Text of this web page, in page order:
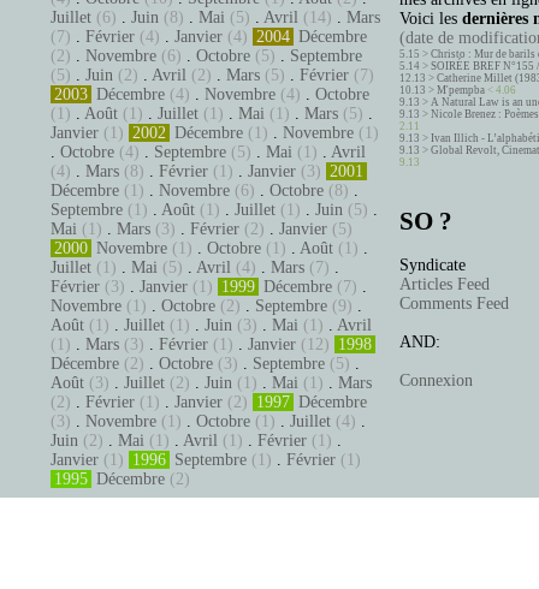
Juillet (6) . Juin (8) . Mai (5) . Avril (14) . Mars
(7) . Février (4) . Janvier (4) 2004 Décembre
(2) . Novembre (6) . Octobre (5) . Septembre
(5) . Juin (2) . Avril (2) . Mars (5) . Février (7)
2003 Décembre (4) . Novembre (4) . Octobre
(1) . Août (1) . Juillet (1) . Mai (1) . Mars (5) .
Janvier (1) 2002 Décembre (1) . Novembre (1)
. Octobre (4) . Septembre (5) . Mai (1) . Avril
(4) . Mars (8) . Février (1) . Janvier (3) 2001
Décembre (1) . Novembre (6) . Octobre (8) .
Septembre (1) . Août (1) . Juillet (1) . Juin (5) .
Mai (1) . Mars (3) . Février (2) . Janvier (5)
2000 Novembre (1) . Octobre (1) . Août (1) .
Juillet (1) . Mai (5) . Avril (4) . Mars (7) .
Février (3) . Janvier (1) 1999 Décembre (7) .
Novembre (1) . Octobre (2) . Septembre (9) .
Août (1) . Juillet (1) . Juin (3) . Mai (1) . Avril
(1) . Mars (3) . Février (1) . Janvier (12) 1998
Décembre (2) . Octobre (3) . Septembre (5) .
Août (3) . Juillet (2) . Juin (1) . Mai (1) . Mars
(2) . Février (1) . Janvier (2) 1997 Décembre
(3) . Novembre (1) . Octobre (1) . Juillet (4) .
Juin (2) . Mai (1) . Avril (1) . Février (1) .
Janvier (1) 1996 Septembre (1) . Février (1)
1995 Décembre (2)
Voici les dernières
(date de
5.15 > Christo : Mur de barils
5.14 > SOIRÉE BREF
12.13 > Catherine Millet
10.13 > M'pempba < 4.06
9.13 > A Natural Law is an
9.13 > Nicole Brenez :
2.11
9.13 > Ivan Illich -
9.13 > Global Revolt,
9.13
SO ?
Syndicate
Articles Feed
Comments Feed
AND:
Connexion